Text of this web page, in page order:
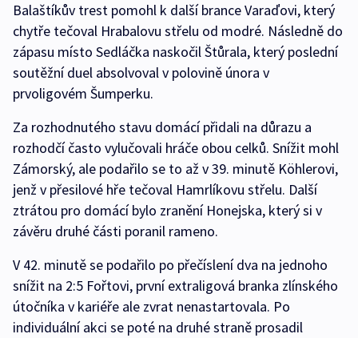
Balaštíkův trest pomohl k další brance Varaďovi, který
chytře tečoval Hrabalovu střelu od modré. Následně do
zápasu místo Sedláčka naskočil Štůrala, který poslední
soutěžní duel absolvoval v polovině února v
prvoligovém Šumperku.
Za rozhodnutého stavu domácí přidali na důrazu a
rozhodčí často vylučovali hráče obou celků. Snížit mohl
Zámorský, ale podařilo se to až v 39. minutě Köhlerovi,
jenž v přesilové hře tečoval Hamrlíkovu střelu. Další
ztrátou pro domácí bylo zranění Honejska, který si v
závěru druhé části poranil rameno.
V 42. minutě se podařilo po přečíslení dva na jednoho
snížit na 2:5 Fořtovi, první extraligová branka zlínského
útočníka v kariéře ale zvrat nenastartovala. Po
individuální akci se poté na druhé straně prosadil